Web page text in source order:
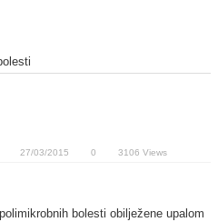
27/03/2015 0 3106 Views
bolesti obilježene upalom